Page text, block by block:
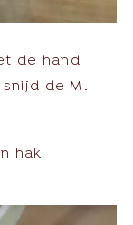
de hand
de M.
hak